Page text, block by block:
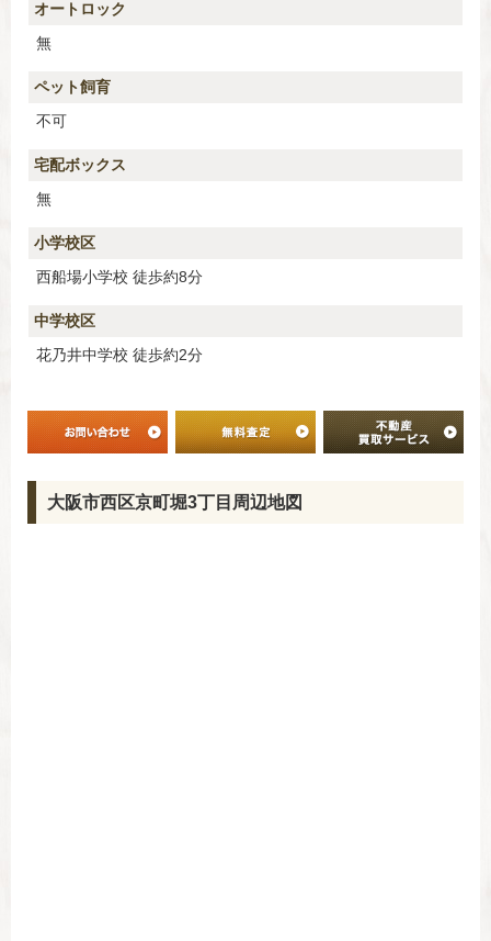
オートロック
無
ペット飼育
不可
宅配ボックス
無
小学校区
西船場小学校 徒歩約8分
中学校区
花乃井中学校 徒歩約2分
大阪市西区京町堀3丁目周辺地図